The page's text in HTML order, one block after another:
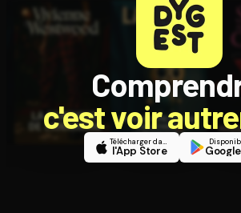
c'est voir
Télécharger dans
l'App Store